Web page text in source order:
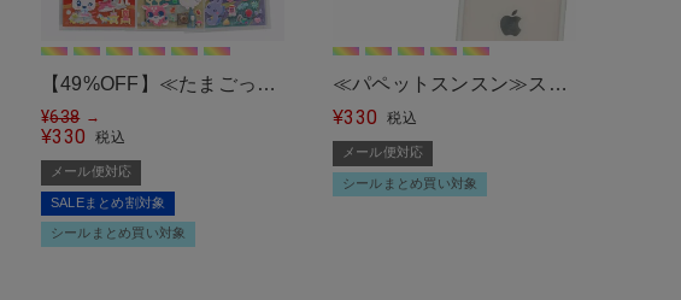
【49%OFF】≪たまごっち
≫たまもりしーるリフィル/
ト＜メール便対応＞
¥638 →
¥330 税込
メール便対応
SALEまとめ割対象
シールまとめ買い対象
≪パペットスンスン≫ステ
ッカー＜メール便対応＞
¥330 税込
メール便対応
シールまとめ買い対象